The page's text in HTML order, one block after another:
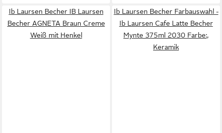
Ib Laursen Becher IB Laursen
Becher AGNETA Braun Creme
Weiß mit Henkel
Ib Laursen Becher Farbauswahl -
Ib Laursen Cafe Latte Becher
Mynte 375ml 2030 Farbe:,
Keramik